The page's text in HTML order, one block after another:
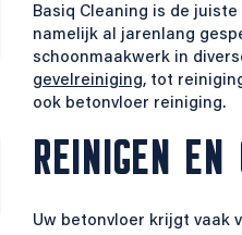
Basiq Cleaning is de
namelijk al jarenlang
schoonmaakwerk in
gevelreiniging, tot
ook betonvloer reiniging.
REINIGEN EN
Uw betonvloer krijgt vaak